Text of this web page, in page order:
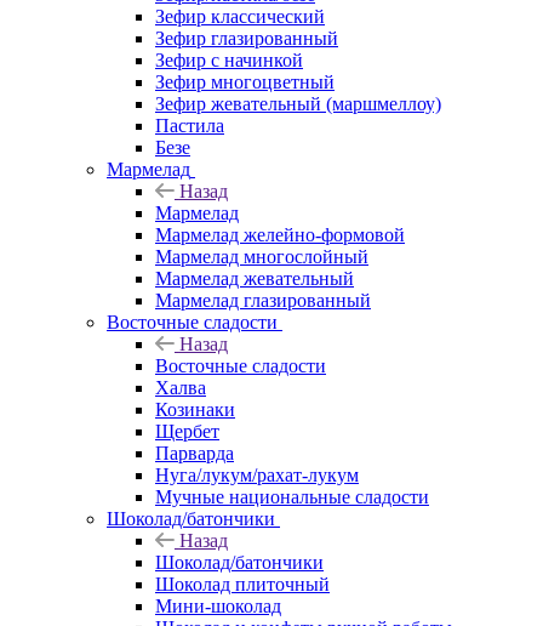
Зефир классический
Зефир глазированный
Зефир с начинкой
Зефир многоцветный
Зефир жевательный (маршмеллоу)
Пастила
Безе
Мармелад
Назад
Мармелад
Мармелад желейно-формовой
Мармелад многослойный
Мармелад жевательный
Мармелад глазированный
Восточные сладости
Назад
Восточные сладости
Халва
Козинаки
Щербет
Парварда
Нуга/лукум/рахат-лукум
Мучные национальные сладости
Шоколад/батончики
Назад
Шоколад/батончики
Шоколад плиточный
Мини-шоколад